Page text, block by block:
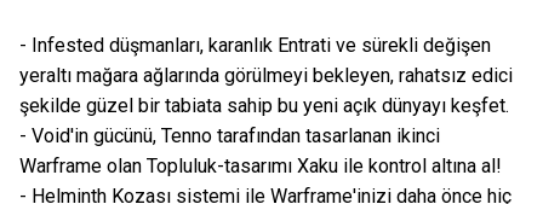
- Infested düşmanları, karanlık Entrati ve sürekli değişen
yeraltı mağara ağlarında görülmeyi bekleyen, rahatsız edici
şekilde güzel bir tabiata sahip bu yeni açık dünyayı keşfet.
- Void'in gücünü, Tenno tarafından tasarlanan ikinci
Warframe olan Topluluk-tasarımı Xaku ile kontrol altına al!
- Helminth Kozası sistemi ile Warframe'inizi daha önce hiç